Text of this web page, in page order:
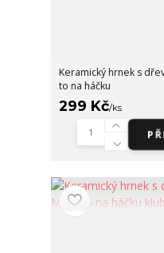
Keramický hrnek s
to na háčku
299 Kč/ks